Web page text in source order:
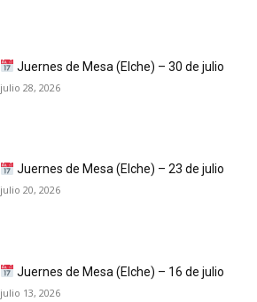
Juernes de Mesa (Elche) – 30 de julio
julio 28, 2026
Juernes de Mesa (Elche) – 23 de julio
julio 20, 2026
Juernes de Mesa (Elche) – 16 de julio
julio 13, 2026